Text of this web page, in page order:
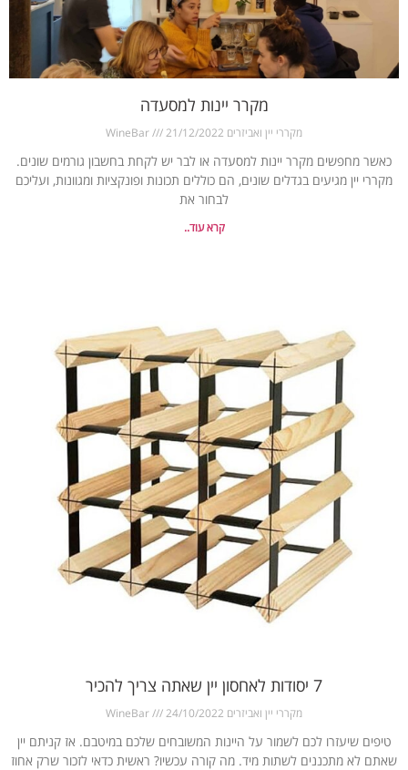
מקרר יינות למסעדה
מקררי יין ואביזרים WineBar 21/12/2022
כאשר מחפשים מקרר יינות למסעדה או לבר יש לקחת בחשבון גורמים שונים.
מקררי יין מגיעים בגדלים שונים, הם כוללים תכונות ופונקציות ומגוונות, ועליכם
לבחור את
קרא עוד..
7 יסודות לאחסון יין שאתה צריך להכיר
מקררי יין ואביזרים WineBar 24/10/2022
טיפים שיעזרו לכם לשמור על היינות המשובחים שלכם במיטבם. אז קניתם יין
שאתם לא מתכננים לשתות מיד. מה קורה עכשיו? ראשית כדאי לזכור שרק אחוז